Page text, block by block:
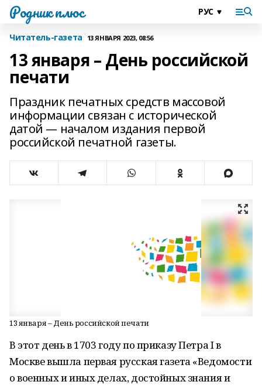
Родник плюс
Читатель-газета 13 ЯНВАРЯ 2023, 08:56
13 января – День российской
печати
Праздник печатных средств массовой
информации связан с исторической
датой — началом издания первой
российской печатной газеты.
13 января – День российской печати
В этот день в 1703 году по приказу Петра I в
Москве вышла первая русская газета «Ведомости
о военных и иных делах, достойных знания и